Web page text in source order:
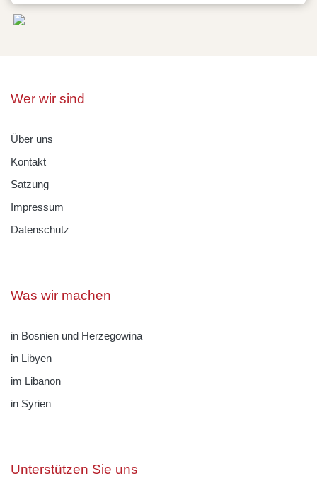
Wer wir sind
Über uns
Kontakt
Satzung
Impressum
Datenschutz
Was wir machen
in Bosnien und Herzegowina
in Libyen
im Libanon
in Syrien
Unterstützen Sie uns